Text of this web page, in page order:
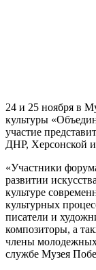
24 и 25 ноября в
культуры
участие
ДНР, Херсонской
«Участники
развитии
культуре
культурных
писатели и
композиторы, а
члены
службе Музея